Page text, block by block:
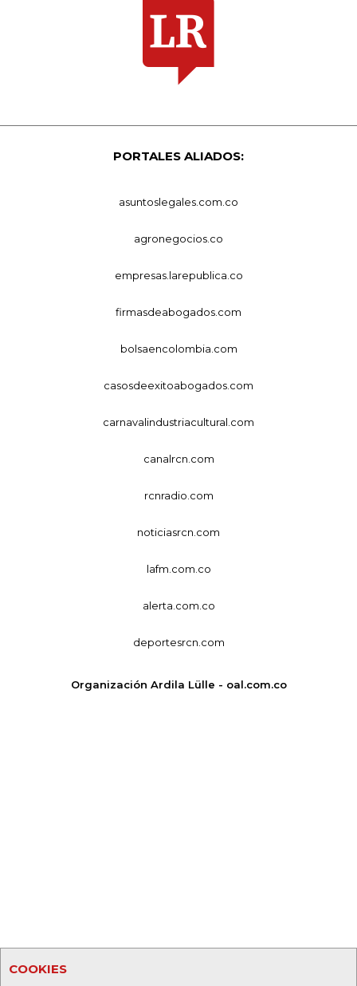
COOKIES
PORTALES ALIADOS:
asuntoslegales.com.co
agronegocios.co
empresas.larepublica.co
firmasdeabogados.com
bolsaencolombia.com
casosdeexitoabogados.com
carnavalindustriacultural.com
canalrcn.com
rcnradio.com
noticiasrcn.com
lafm.com.co
alerta.com.co
deportesrcn.com
Organización Ardila Lülle - oal.com.co